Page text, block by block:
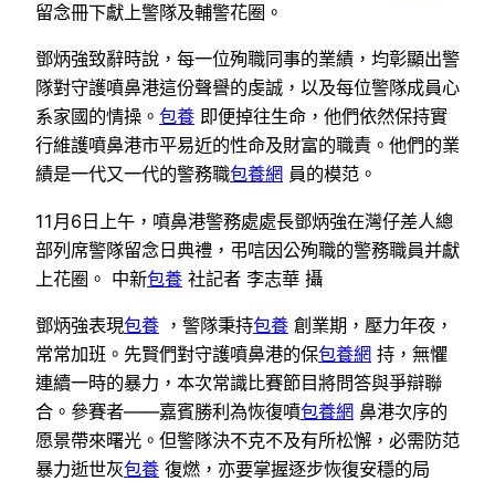
留念冊下獻上警隊及輔警花圈。
鄧炳強致辭時說，每一位殉職同事的業績，均彰顯出警
隊對守護噴鼻港這份聲譽的虔誠，以及每位警隊成員心
系家國的情操。 包養 即便掉往生命，他們依然保持實
行維護噴鼻港市平易近的性命及財富的職責。他們的業
績是一代又一代的警務職包養網 員的模范。
11月6日上午，噴鼻港警務處處長鄧炳強在灣仔差人總
部列席警隊留念日典禮，弔唁因公殉職的警務職員并獻
上花圈。 中新包養 社記者 李志華 攝
鄧炳強表現包養 ，警隊秉持包養 創業期，壓力年夜，
常常加班。先賢們對守護噴鼻港的保包養網 持，無懼
連續一時的暴力，本次常識比賽節目將問答與爭辯聯
合。參賽者——嘉賓勝利為恢復噴包養網 鼻港次序的
愿景帶來曙光。但警隊決不克不及有所松懈，必需防范
暴力逝世灰包養 復燃，亦要掌握逐步恢復安穩的局